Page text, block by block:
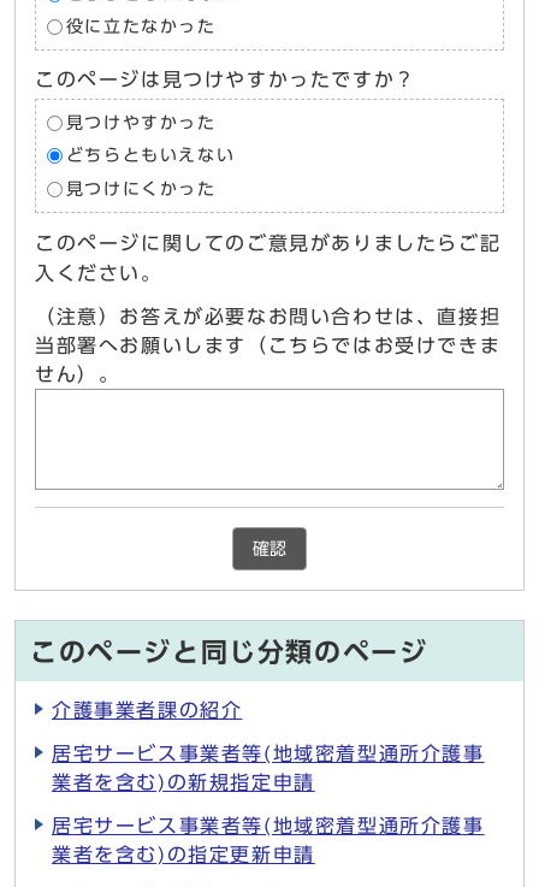
役に立たなかった
このページは見つけやすかったですか？
見つけやすかった
どちらともいえない
見つけにくかった
このページに関してのご意見がありましたらご記
入ください。
（注意）お答えが必要なお問い合わせは、直接担
当部署へお願いします（こちらではお受けできま
せん）。
確認
このページと同じ分類のページ
介護事業者課の紹介
居宅サービス事業者等(地域密着型通所介護事
業者を含む)の新規指定申請
居宅サービス事業者等(地域密着型通所介護事
業者を含む)の指定更新申請